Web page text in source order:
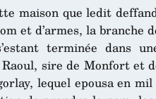
maison que ledit
et d’armes, la branche
terminée dans
sire de Monfort et
lequel epousa en